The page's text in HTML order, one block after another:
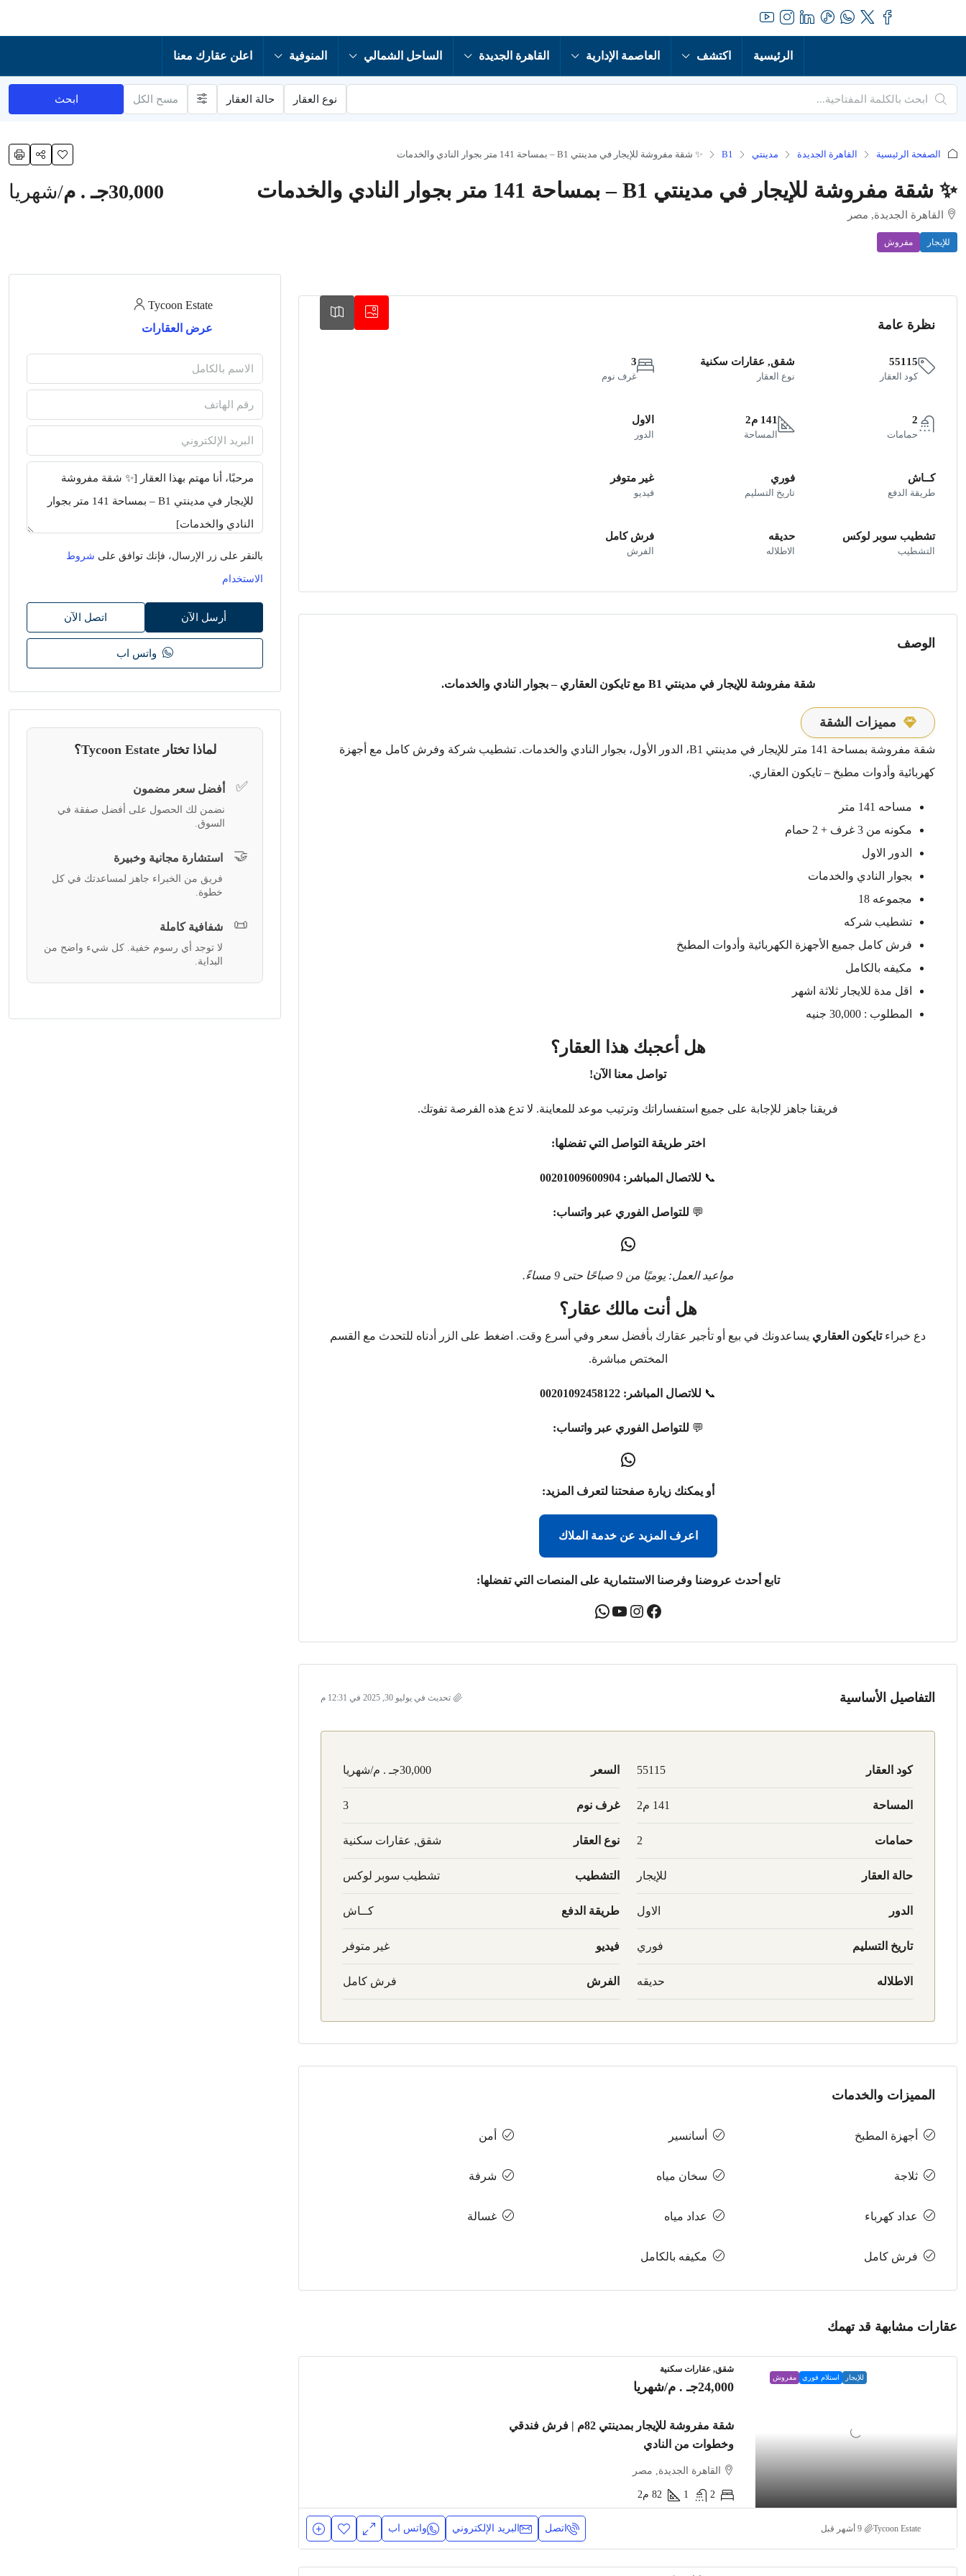
الرئيسية اكتشف العاصمة الإدارية القاهرة الجديدة الساحل الشمالي المنوفية اعلن عقارك معنا
نوع العقار حالة العقار مسح الكل ابحث
الصفحة الرئيسية القاهرة الجديدة مدينتي B1 ✨ شقة مفروشة للإيجار في مدينتي B1 – بمساحة 141 متر بجوار النادي والخدمات
✨ شقة مفروشة للإيجار في مدينتي B1 – بمساحة 141 متر بجوار النادي والخدمات
القاهرة الجديدة, مصر
للإيجار مفروش
30,000جـ . م /شهريا
نظرة عامة
55115
كود العقار
شقق, عقارات سكنية
نوع العقار
3
غرف نوم
2
حمامات
141 م2
المساحة
الاول
الدور
كــاش
طريقة الدفع
فوري
تاريخ التسليم
غير متوفر
فيديو
تشطيب سوبر لوكس
التشطيب
حديقه
الاطلاله
فرش كامل
الفرش
الوصف
شقة مفروشة للإيجار في مدينتي B1 مع تايكون العقاري – بجوار النادي والخدمات.
مميزات الشقة
شقة مفروشة بمساحة 141 متر للإيجار في مدينتي B1، الدور الأول، بجوار النادي والخدمات. تشطيب شركة وفرش كامل مع أجهزة
كهربائية وأدوات مطبخ – تايكون العقاري.
مساحه 141 متر
مكونه من 3 غرف + 2 حمام
الدور الاول
بجوار النادي والخدمات
مجموعه 18
تشطيب شركه
فرش كامل جميع الأجهزة الكهربائية وأدوات المطبخ
مكيفه بالكامل
اقل مدة للايجار ثلاثة اشهر
المطلوب : 30,000 جنيه
هل أعجبك هذا العقار؟
تواصل معنا الآن!
فريقنا جاهز للإجابة على جميع استفساراتك وترتيب موعد للمعاينة. لا تدع هذه الفرصة تفوتك.
اختر طريقة التواصل التي تفضلها:
📞 للاتصال المباشر: 00201009600904
💬 للتواصل الفوري عبر واتساب:
مواعيد العمل: يوميًا من 9 صباحًا حتى 9 مساءً.
هل أنت مالك عقار؟
دع خبراءتايكون العقاري يساعدونك في بيع أو تأجير عقارك بأفضل سعر وفي أسرع وقت. اضغط على الزر أدناه للتحدث مع القسم
المختص مباشرة.
📞 للاتصال المباشر: 00201092458122
💬 للتواصل الفوري عبر واتساب:
أو يمكنك زيارة صفحتنا لتعرف المزيد:
اعرف المزيد عن خدمة الملاك
تابع أحدث عروضنا وفرصنا الاستثمارية على المنصات التي تفضلها:
التفاصيل الأساسية تحديث في يوليو 30, 2025 في 12:31 م
كود العقار 55115 السعر 30,000جـ . م/شهريا
المساحة 141 م2 غرف نوم 3
حمامات 2 نوع العقار شقق, عقارات سكنية
حالة العقار للإيجار التشطيب تشطيب سوبر لوكس
الدور الاول طريقة الدفع كــاش
تاريخ التسليم فوري فيديو غير متوفر
الاطلاله حديقه الفرش فرش كامل
المميزات والخدمات
أجهزة المطبخ أسانسير أمن
ثلاجة سخان مياه شرفة
عداد كهرباء عداد مياه غسالة
فرش كامل مكيفه بالكامل
عقارات مشابهة قد تهمك
للإيجار استلام فوري مفروش
شقق, عقارات سكنية
24,000جـ . م /شهريا
شقة مفروشة للإيجار بمدينتي 82م | فرش فندقي
وخطوات من النادي
القاهرة الجديدة, مصر
2
1
82 م2
Tycoon Estate اتصل البريد الإلكتروني واتس اب
Tycoon Estate
عرض العقارات
بالنقر على زر الإرسال، فإنك توافق على شروط
الاستخدام
أرسل الآن اتصل الآن
واتس اب
لماذا تختار Tycoon Estate؟
✅ أفضل سعر مضمون
نضمن لك الحصول على أفضل صفقة في
السوق.
🤝 استشارة مجانية وخبيرة
فريق من الخبراء جاهز لمساعدتك في كل
خطوة.
📜 شفافية كاملة
لا توجد أي رسوم خفية. كل شيء واضح من
البداية.